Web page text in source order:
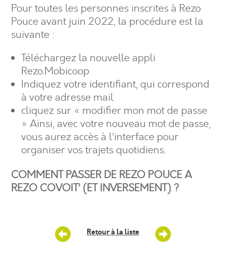
Pour toutes les personnes inscrites à Rezo
Pouce avant juin 2022, la procédure est la
suivante :
Téléchargez la nouvelle appli
Rezo.Mobicoop
Indiquez votre identifiant, qui correspond
à votre adresse mail
cliquez sur « modifier mon mot de passe
» Ainsi, avec votre nouveau mot de passe,
vous aurez accès à l’interface pour
organiser vos trajets quotidiens.
COMMENT PASSER DE REZO POUCE A
REZO COVOIT’ (ET INVERSEMENT) ?
Retour à la liste